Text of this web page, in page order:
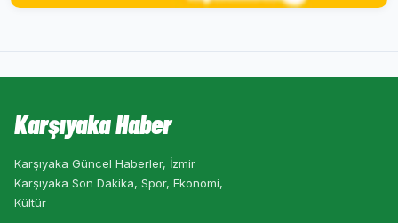
Karşıyaka Haber
Karşıyaka Güncel Haberler, İzmir
Karşıyaka Son Dakika, Spor, Ekonomi,
Kültür